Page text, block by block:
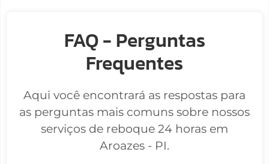
FAQ - Perguntas
Frequentes
Aqui você encontrará as respostas para
as perguntas mais comuns sobre nossos
serviços de reboque 24 horas em
Aroazes - PI.